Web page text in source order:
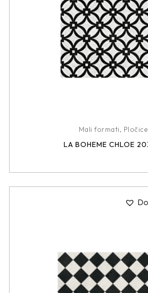
Mali formati, Pločice
LA BOHEME CHLOE